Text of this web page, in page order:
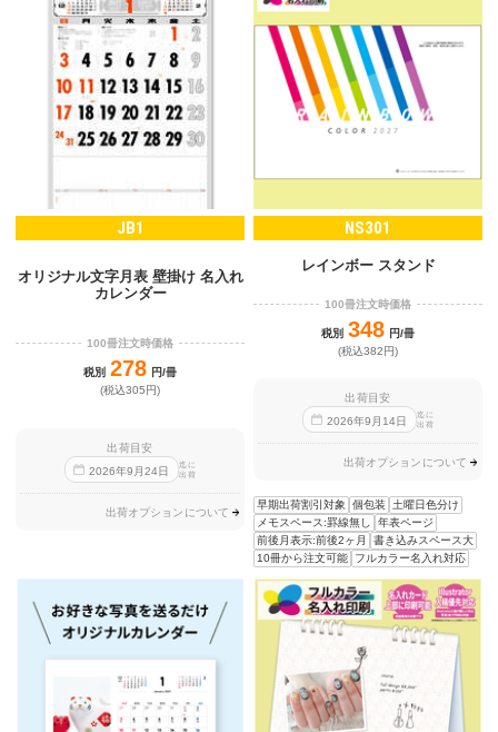
JB1
オリジナル文字月表 壁掛け 名入れ
カレンダー
100冊注文時価格
税別 278 円/冊
(税込305円)
出荷目安
2026年9 月24日
迄に
出荷
出荷オプションについて
NS301
レインボー スタンド
100冊注文時価格
税別 348 円/冊
(税込382円)
出荷目安
2026年9 月14日
迄に
出荷
出荷オプションについて
早期出荷割引対象 個包装
土曜日色分け
メモスペース:罫線無し
年表ページ
前後月表示:前後2ヶ月
書き込みスペース大
10冊から注文可能
フルカラー名入れ対応